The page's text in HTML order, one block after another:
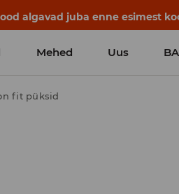
algavad juba enne esimest
Mehed Uus
fit püksid